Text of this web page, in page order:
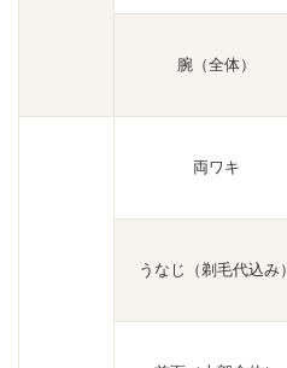
腕（全体）
両ワキ
うなじ（剃毛代込み）